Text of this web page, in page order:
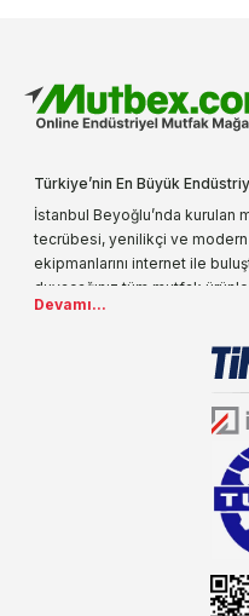
Türkiye’nin En Büyük
İstanbul Beyoğlu’nda kurulan
tecrübesi, yenilikçi ve modern
ekipmanlarını internet ile
duyacağınız tüm mutfak
Endüstriyel mutfak
sektörün farklı alanlarında
Öztiryakiler resmi bayisidir.
donanıma sahip ekibi ile
mutbex.com ile endüstriyel
alacağınız hizmet
Devamı...